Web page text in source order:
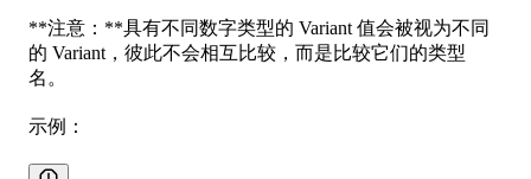
**注意：**具有不同数字类型的 Variant 值会被视为不同
的 Variant，彼此不会相互比较，而是比较它们的类型
名。
示例：